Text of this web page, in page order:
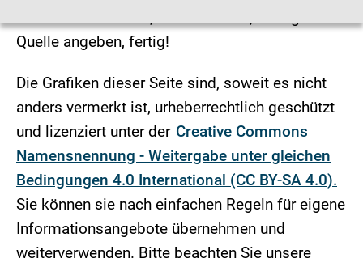
Quelle angeben, fertig!
Die Grafiken dieser Seite sind, soweit es nicht
anders vermerkt ist, urheberrechtlich geschützt
und lizenziert unter der Creative Commons
Namensnennung - Weitergabe unter gleichen
Bedingungen 4.0 International (CC BY-SA 4.0).
Sie können sie nach einfachen Regeln für eigene
Informationsangebote übernehmen und
weiterverwenden. Bitte beachten Sie unsere